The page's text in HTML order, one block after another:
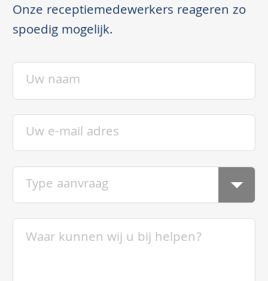
Onze receptiemedewerkers reageren zo
spoedig mogelijk.